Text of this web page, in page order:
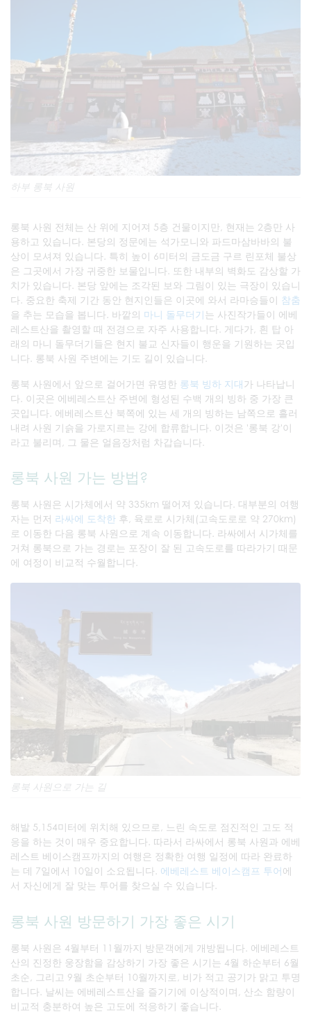
하부 롱북 사원
롱북 사원 전체는 산 위에 지어져 5층 건물이지만, 현재는 2층만 사
용하고 있습니다. 본당의 정문에는 석가모니와 파드마삼바바의 불
상이 모셔져 있습니다. 특히 높이 6미터의 금도금 구르 린포체 불상
은 그곳에서 가장 귀중한 보물입니다. 또한 내부의 벽화도 감상할 가
치가 있습니다. 본당 앞에는 조각된 보와 그림이 있는 극장이 있습니
다. 중요한 축제 기간 동안 현지인들은 이곳에 와서 라마승들이 참춤
을 추는 모습을 봅니다. 바깥의 마니 돌무더기는 사진작가들이 에베
레스트산을 촬영할 때 전경으로 자주 사용합니다. 게다가, 흰 탑 아
래의 마니 돌무더기들은 현지 불교 신자들이 행운을 기원하는 곳입
니다. 롱북 사원 주변에는 기도 길이 있습니다.
롱북 사원에서 앞으로 걸어가면 유명한 롱북 빙하 지대 가 나타납니
다. 이곳은 에베레스트산 주변에 형성된 수백 개의 빙하 중 가장 큰
곳입니다. 에베레스트산 북쪽에 있는 세 개의 빙하는 남쪽으로 흘러
내려 사원 기슭을 가로지르는 강에 합류합니다. 이것은 '롱북 강'이
라고 불리며, 그 물은 얼음장처럼 차갑습니다.
롱북 사원 가는 방법?
롱북 사원은 시가체에서 약 335km 떨어져 있습니다. 대부분의 여행
자는 먼저 라싸에 도착한 후, 육로로 시가체(고속도로로 약 270km)
로 이동한 다음 롱북 사원으로 계속 이동합니다. 라싸에서 시가체를
거쳐 롱북으로 가는 경로는 포장이 잘 된 고속도로를 따라가기 때문
에 여정이 비교적 수월합니다.
롱북 사원으로 가는 길
해발 5,154미터에 위치해 있으므로, 느린 속도로 점진적인 고도 적
응을 하는 것이 매우 중요합니다. 따라서 라싸에서 롱북 사원과 에베
레스트 베이스캠프까지의 여행은 정확한 여행 일정에 따라 완료하
는 데 7일에서 10일이 소요됩니다. 에베레스트 베이스캠프 투어 에
서 자신에게 잘 맞는 투어를 찾으실 수 있습니다.
롱북 사원 방문하기 가장 좋은 시기
롱북 사원은 4월부터 11월까지 방문객에게 개방됩니다. 에베레스트
산의 진정한 웅장함을 감상하기 가장 좋은 시기는 4월 하순부터 6월
초순, 그리고 9월 초순부터 10월까지로, 비가 적고 공기가 맑고 투명
합니다. 날씨는 에베레스트산을 즐기기에 이상적이며, 산소 함량이
비교적 충분하여 높은 고도에 적응하기 좋습니다.